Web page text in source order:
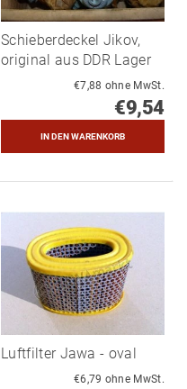
Schieberdeckel Jikov,
original aus DDR Lager
€7,88 ohne MwSt.
€9,54
Luftfilter Jawa - oval
€6,79 ohne MwSt.